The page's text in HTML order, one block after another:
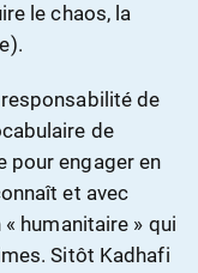
le chaos, la
de
de
pour engager en
et avec
« humanitaire » qui
Sitôt Kadhafi